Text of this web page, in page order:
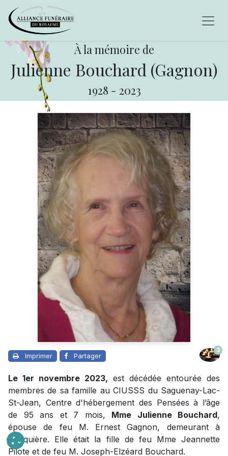
À la mémoire de
Julienne Bouchard (Gagnon)
1928 - 2023
Imprimer Partager
3
Le 1er novembre 2023, est décédée entourée des
membres de sa famille au CIUSSS du Saguenay-Lac-
St-Jean, Centre d'hébergement des Pensées à l’âge
de 95 ans et 7 mois, Mme Julienne Bouchard,
épouse de feu M. Ernest Gagnon, demeurant à
Jonquière. Elle était la fille de feu Mme Jeannette
Pilote et de feu M. Joseph-Elzéard Bouchard.